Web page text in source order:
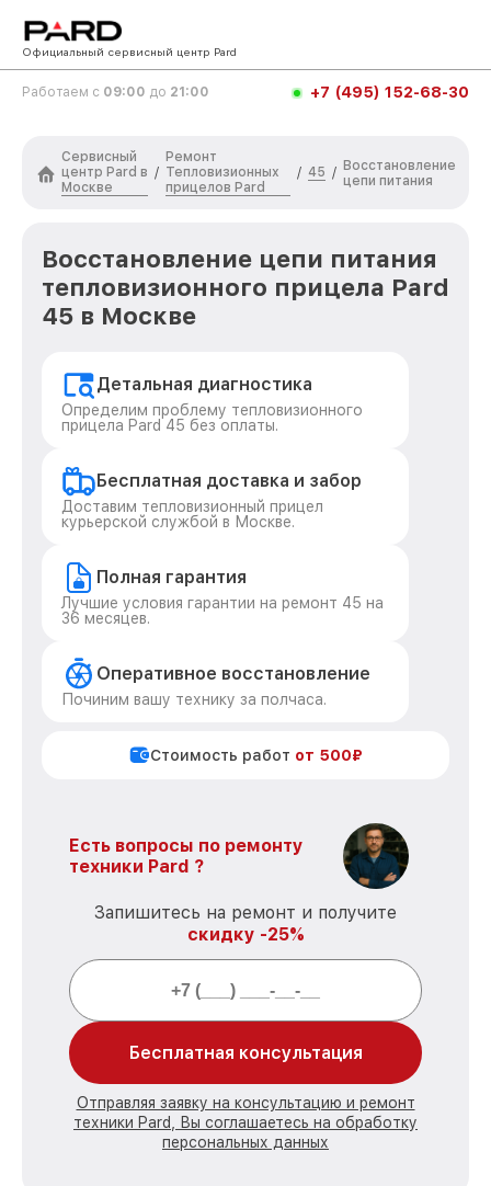
Официальный сервисный центр Pard
Работаем с 09:00 до 21:00 +7 (495) 152-68-30
Сервисный
центр Pard в
Москве
/
Ремонт
Тепловизионных
прицелов Pard
/ 45 / Восстановление
цепи питания
Восстановление цепи питания
тепловизионного прицела Pard
45 в Москве
Детальная диагностика
Определим проблему тепловизионного
прицела Pard 45 без оплаты.
Бесплатная доставка и забор
Доставим тепловизионный прицел
курьерской службой в Москве.
Полная гарантия
Лучшие условия гарантии на ремонт 45 на
36 месяцев.
Оперативное восстановление
Починим вашу технику за полчаса.
Стоимость работ от 500₽
Есть вопросы по ремонту
техники Pard ?
Запишитесь на ремонт и получите
скидку -25%
Бесплатная консультация
Отправляя заявку на консультацию и ремонт
техники Pard, Вы соглашаетесь на обработку
персональных данных